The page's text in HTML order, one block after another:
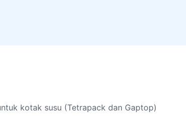
kotak susu (Tetrapack dan Gaptop)